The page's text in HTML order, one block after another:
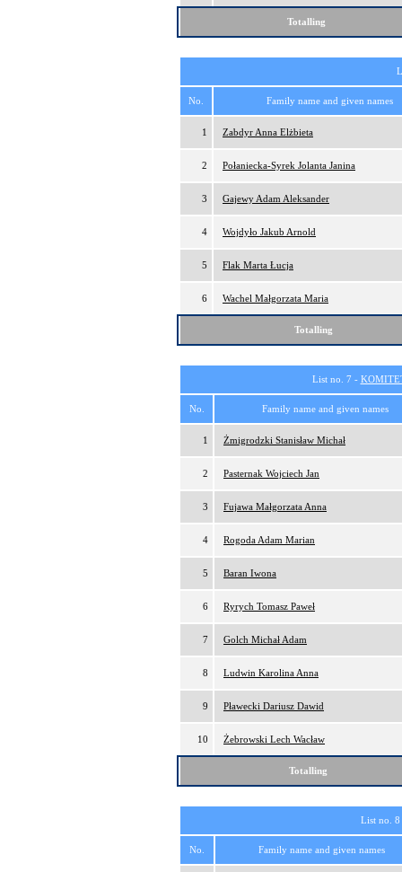
Totalling
No. Family name and given names
1 Zabdyr Anna Elżbieta
2 Połaniecka-Syrek Jolanta Janina
3 Gajewy Adam Aleksander
4 Wojdyło Jakub Arnold
5 Flak Marta Łucja
6 Wachel Małgorzata Maria
Totalling
List no. 7 -
No. Family name and given names
1 Żmigrodzki Stanisław Michał
2 Pasternak Wojciech Jan
3 Fujawa Małgorzata Anna
4 Rogoda Adam Marian
5 Baran Iwona
6 Ryrych Tomasz Paweł
7 Golch Michał Adam
8 Ludwin Karolina Anna
9 Pławecki Dariusz Dawid
10 Żebrowski Lech Wacław
Totalling
List no.
No. Family name and given names